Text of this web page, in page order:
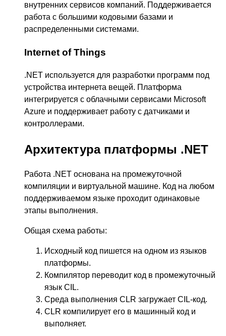
внутренних сервисов компаний. Поддерживается
работа с большими кодовыми базами и
распределенными системами.
Internet of Things
.NET используется для разработки программ под
устройства интернета вещей. Платформа
интегрируется с облачными сервисами Microsoft
Azure и поддерживает работу с датчиками и
контроллерами.
Архитектура платформы .NET
Работа .NET основана на промежуточной
компиляции и виртуальной машине. Код на любом
поддерживаемом языке проходит одинаковые
этапы выполнения.
Общая схема работы:
Исходный код пишется на одном из языков
платформы.
Компилятор переводит код в промежуточный
язык CIL.
Среда выполнения CLR загружает CIL-код.
CLR компилирует его в машинный код и
выполняет.